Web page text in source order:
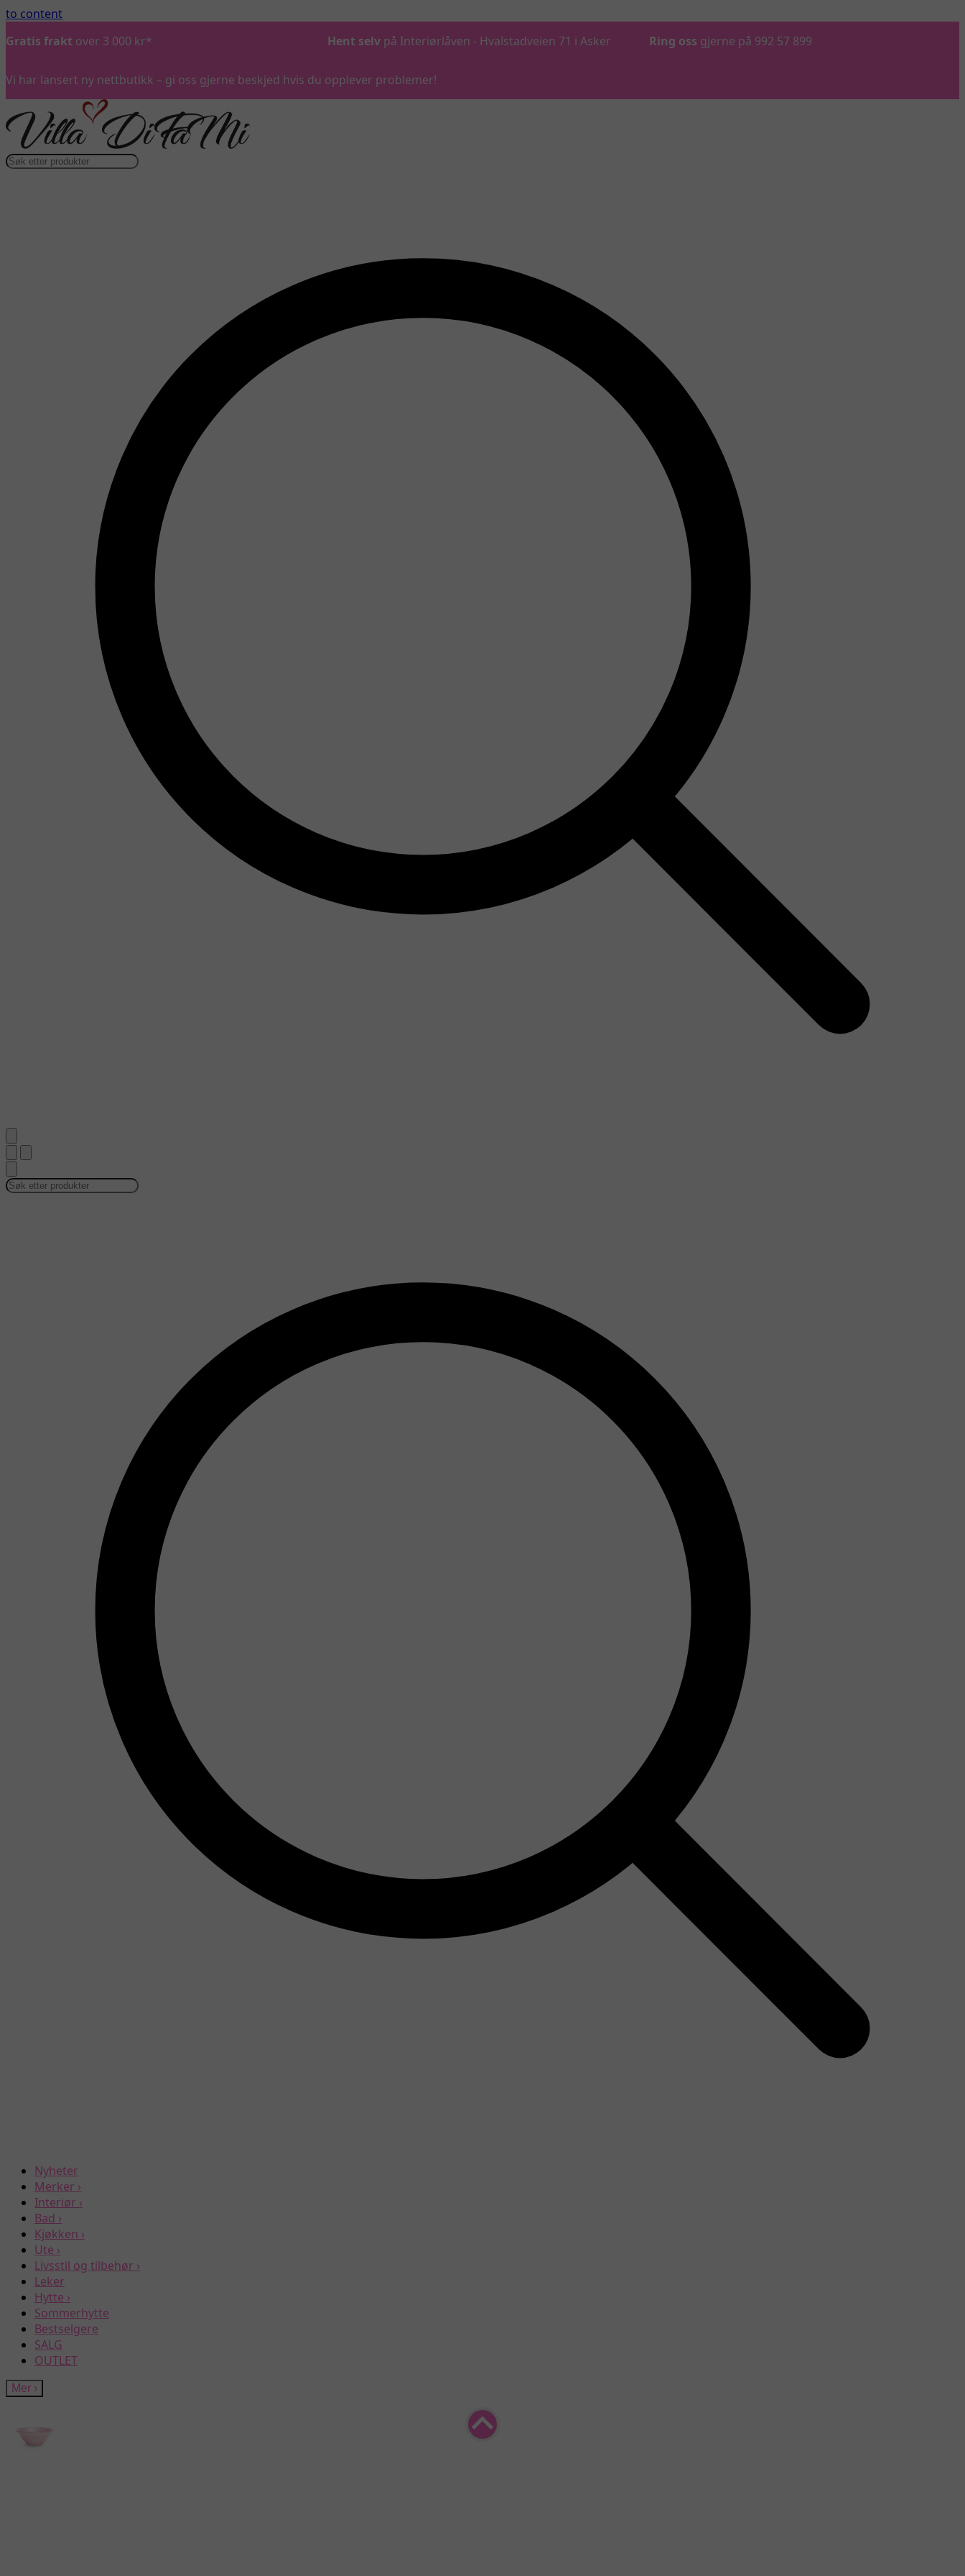
to content
Gratis frakt over 3 000 kr* Hent selv på Interiørlåven - Hvalstadveien 71 i Asker Ring oss gjerne på 992 57 899
Vi har lansert ny nettbutikk – gi oss gjerne beskjed hvis du opplever problemer!
Nyheter
Merker ›
Interiør ›
Bad ›
Kjøkken ›
Ute ›
Livsstil og tilbehør ›
Leker
Hytte ›
Sommerhytte
Bestselgere
SALG
OUTLET
Mer ›